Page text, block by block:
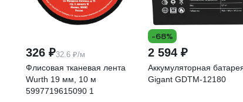
326 ₽32.6 ₽/м
Флисовая тканевая лента
Wurth 19 мм, 10 м
5997719615090 1
-68%
2 594 ₽
Аккумуляторная
Gigant GDTM-12180